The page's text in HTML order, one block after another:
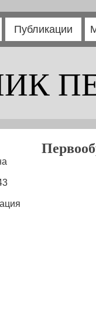
Публикации